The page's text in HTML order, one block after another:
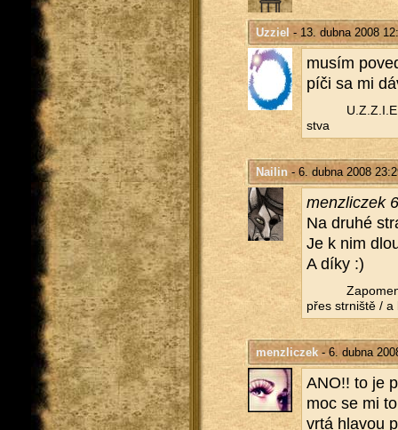
Uzziel - 13. dubna 2008
musím
píči sa mi
stva
Nailin- 6. dubna 2008
menz­lic­zek
Na druhé
Je k nim
A díky :)
přes str­niš­tě / a
menzliczek- 6. dubna
ANO!! to je
moc se mi
vrtá hla­vou